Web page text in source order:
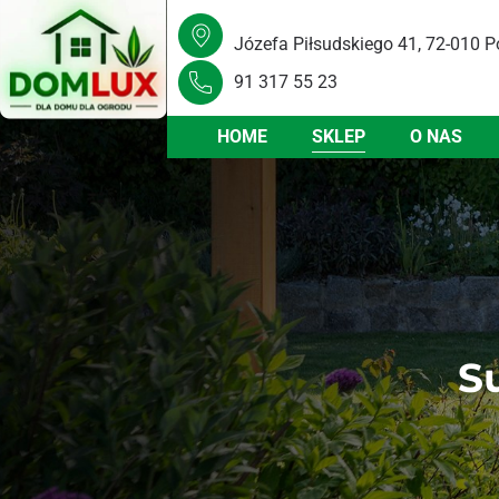
Józefa Piłsudskiego 41, 72-010
91 317 55 23
HOME SKLEP O NAS